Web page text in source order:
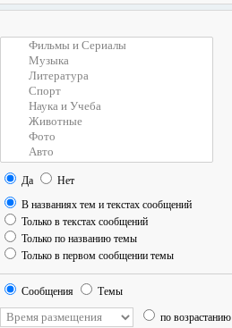
Да
Нет
В названиях тем и текстах сообщений
Только в текстах сообщений
Только по названию темы
Только в первом сообщении темы
Сообщения
Темы
по возрастанию